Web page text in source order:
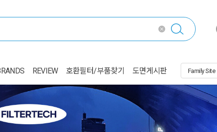
REVIEW 호환필터/부품찾기 도면게시판